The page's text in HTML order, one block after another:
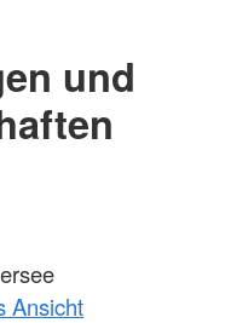
und
Ansicht